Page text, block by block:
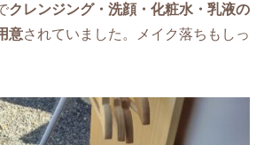
クレンジング・洗顔・化粧水・乳液の
意されていました。メイク落ちもしっ